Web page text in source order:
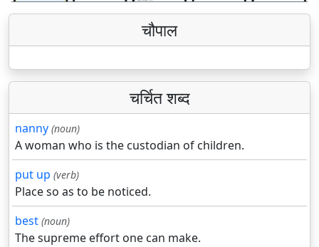
चौपाल
चर्चित शब्द
nanny (noun)
A woman who is the custodian of children.
put up (verb)
Place so as to be noticed.
best (noun)
The supreme effort one can make.